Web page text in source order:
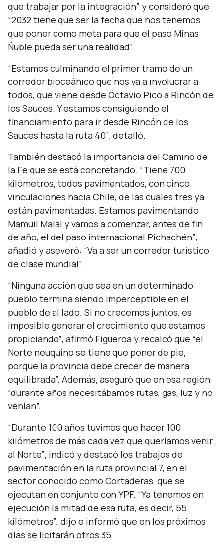
que trabajar por la integración” y consideró que
“2032 tiene que ser la fecha que nos tenemos
que poner como meta para que el paso Minas
Ñuble pueda ser una realidad”.
“Estamos culminando el primer tramo de un
corredor bioceánico que nos va a involucrar a
todos, que viene desde Octavio Pico a Rincón de
los Sauces. Y estamos consiguiendo el
financiamiento para ir desde Rincón de los
Sauces hasta la ruta 40”, detalló.
También destacó la importancia del Camino de
la Fe que se está concretando. “Tiene 700
kilómetros, todos pavimentados, con cinco
vinculaciones hacia Chile, de las cuales tres ya
están pavimentadas. Estamos pavimentando
Mamuil Malal y vamos a comenzar, antes de fin
de año, el del paso internacional Pichachén”,
añadió y aseveró: “Va a ser un corredor turístico
de clase mundial”.
“Ninguna acción que sea en un determinado
pueblo termina siendo imperceptible en el
pueblo de al lado. Si no crecemos juntos, es
imposible generar el crecimiento que estamos
propiciando”, afirmó Figueroa y recalcó que “el
Norte neuquino se tiene que poner de pie,
porque la provincia debe crecer de manera
equilibrada”. Además, aseguró que en esa región
“durante años necesitábamos rutas, gas, luz y no
venían”.
“Durante 100 años tuvimos que hacer 100
kilómetros de más cada vez que queríamos venir
al Norte”, indicó y destacó los trabajos de
pavimentación en la ruta provincial 7, en el
sector conocido como Cortaderas, que se
ejecutan en conjunto con YPF. “Ya tenemos en
ejecución la mitad de esa ruta, es decir, 55
kilómetros”, dijo e informó que en los próximos
días se licitarán otros 35.